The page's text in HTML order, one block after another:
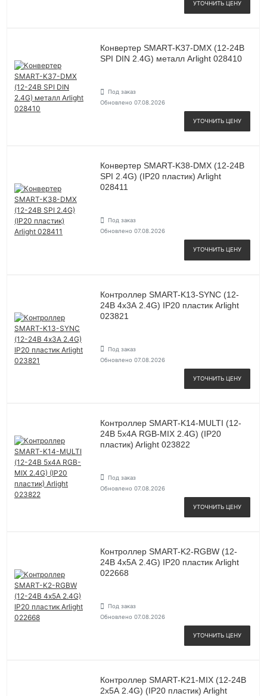
УТОЧНИТЬ ЦЕНУ
Конвертер SMART-K37-DMX (12-24В
SPI DIN 2.4G) металл Arlight 028410
Под заказ
Обновлено 07.08.2026
УТОЧНИТЬ ЦЕНУ
Конвертер SMART-K38-DMX (12-24В
SPI 2.4G) (IP20 пластик) Arlight
028411
Под заказ
Обновлено 07.08.2026
УТОЧНИТЬ ЦЕНУ
Контроллер SMART-K13-SYNC (12-
24В 4х3А 2.4G) IP20 пластик Arlight
023821
Под заказ
Обновлено 07.08.2026
УТОЧНИТЬ ЦЕНУ
Контроллер SMART-K14-MULTI (12-
24В 5х4А RGB-MIX 2.4G) (IP20
пластик) Arlight 023822
Под заказ
Обновлено 07.08.2026
УТОЧНИТЬ ЦЕНУ
Контроллер SMART-K2-RGBW (12-
24В 4х5А 2.4G) IP20 пластик Arlight
022668
Под заказ
Обновлено 07.08.2026
УТОЧНИТЬ ЦЕНУ
Контроллер SMART-K21-MIX (12-24В
2х5А 2.4G) (IP20 пластик) Arlight